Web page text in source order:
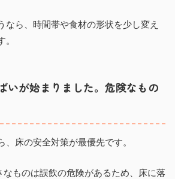
なら、時間帯や食材の形状を少し変え
いが始まりました。危険なもの
、床の安全対策が最優先です。
ものは誤飲の危険があるため、床に落